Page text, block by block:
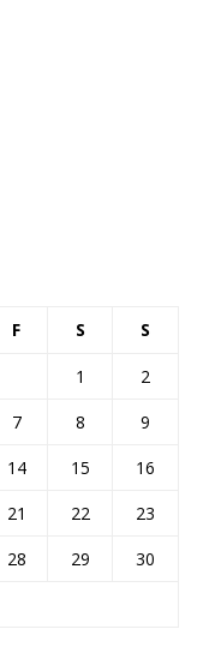
F S S
1
2
7 8
9
14 15
16
21 22
23
28 29
30